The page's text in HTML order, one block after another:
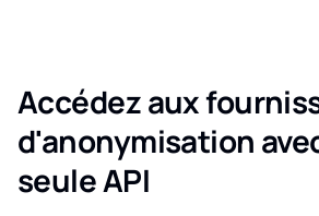
Accédez aux
d'anonymisation
seule API